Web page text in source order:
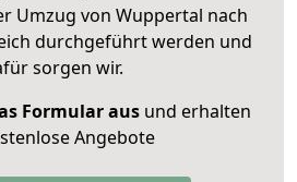
Umzug von Wuppertal nach
durchgeführt werden und
sorgen wir.
Formular ausund erhalten
Angebote